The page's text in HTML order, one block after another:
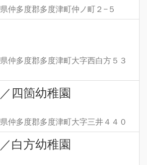
仲多度郡多度津町仲ノ町２−５
仲多度郡多度津町大字西白方５３
四箇幼稚園
仲多度郡多度津町大字三井４４０
白方幼稚園